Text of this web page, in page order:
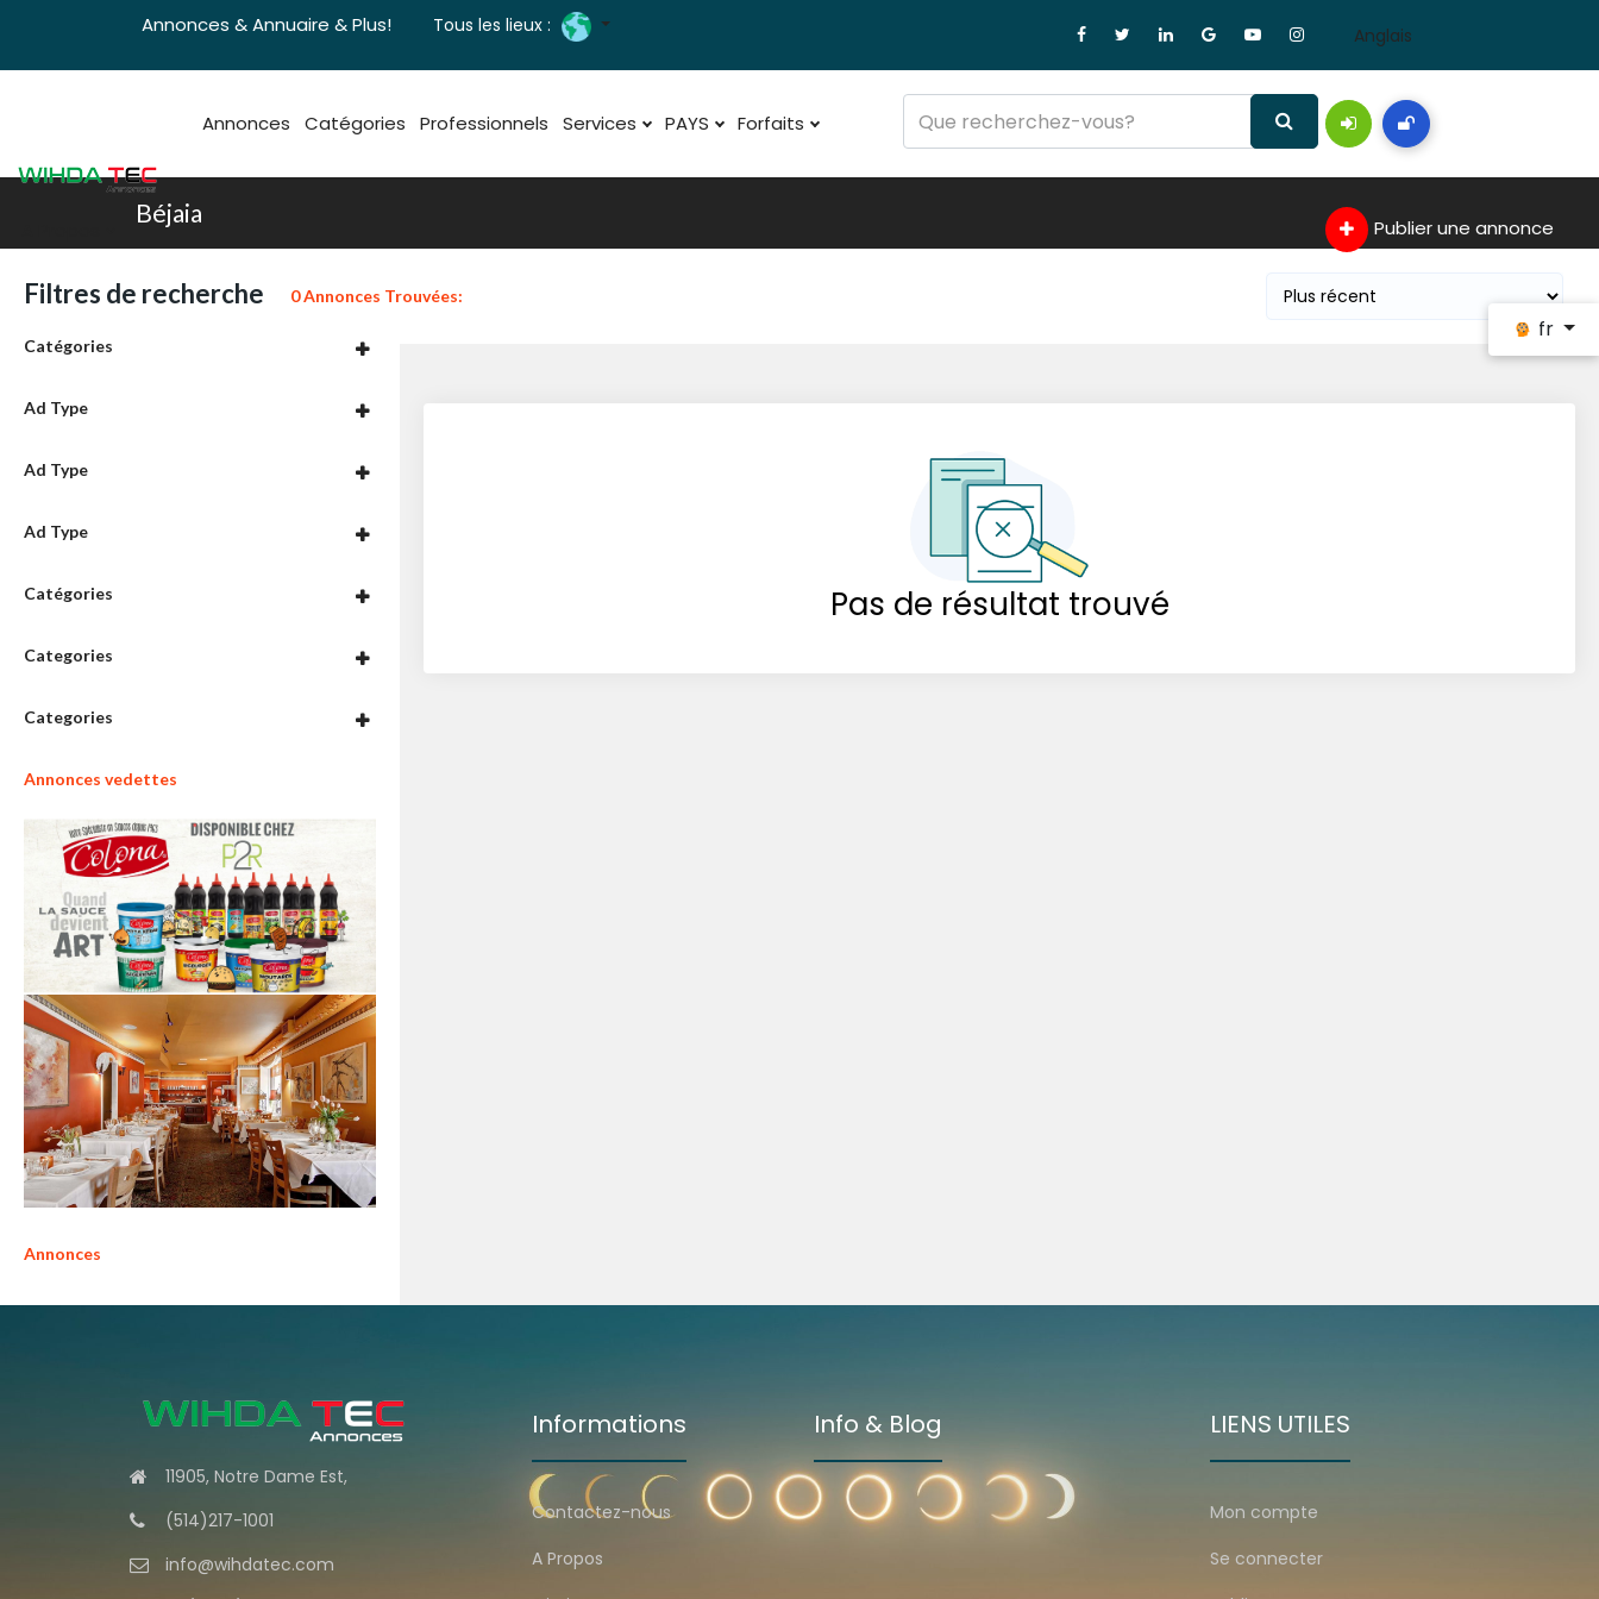
fr
Annonces & Annuaire & Plus! Tous les lieux : Anglais
Annonces Catégories Professionnels Services PAYS Forfaits
Publier une annonce
Béjaia
0 Annonces Trouvées:
Filtres de recherche
Catégories
Ad Type
Ad Type
Ad Type
Catégories
Categories
Categories
Annonces vedettes
Annonces
Pas de résultat trouvé
11905, Notre Dame Est,
(514)217-1001
info@wihdatec.com
Informations
Contactez-nous
A Propos
Info & Blog LIENS UTILES
Mon compte
Se connecter